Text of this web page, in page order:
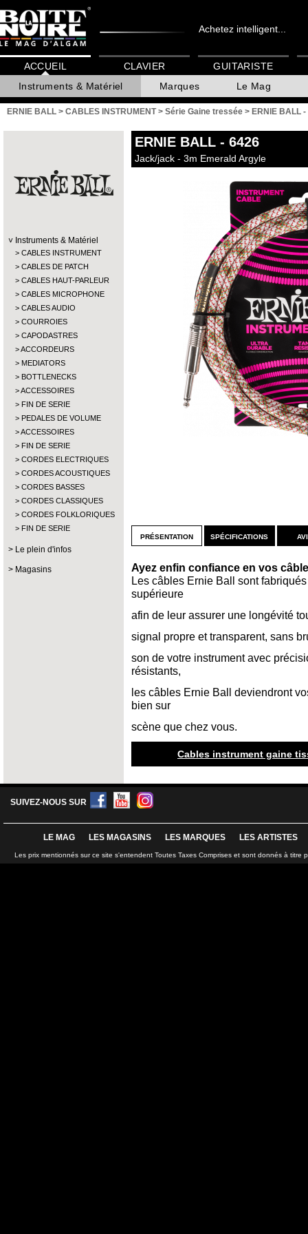
Achetez intelligent...
ACCUEIL
Instruments & Matériel
Marques Le Mag
CLAVIER GUITARISTE
ERNIE BALL > CABLES INSTRUMENT> Série Gaine tressée > ERNIE BALL
Instruments & Matériel
CABLES INSTRUMENT
CABLES DE PATCH
CABLES HAUT-PARLEUR
CABLES MICROPHONE
CABLES AUDIO
COURROIES
CAPODASTRES
ACCORDEURS
MEDIATORS
BOTTLENECKS
ACCESSOIRES
FIN DE SERIE
PEDALES DE VOLUME
ACCESSOIRES
FIN DE SERIE
CORDES ELECTRIQUES
CORDES ACOUSTIQUES
CORDES BASSES
CORDES CLASSIQUES
CORDES FOLKLORIQUES
FIN DE SERIE
Le plein d'infos
Magasins
ERNIE BALL - 6426
Jack/jack - 3m Emerald Argyle
présentation
Ayez enfin confiance en vos
Les câbles Ernie Ball sont
supérieure
afin de leur assurer une longévité
signal propre et transparent, sans
son de votre instrument avec
résistants,
les câbles Ernie Ball deviendront
bien sur
scène que chez vous.
spécifications
Cables instrument gaine
SUIVEZ-NOUS SUR
LE MAG LES MAGASINS LES MARQUES LES ARTISTES
Les prix mentionnés sur ce site s'entendent Toutes Taxes Comprises et sont donnés à